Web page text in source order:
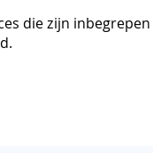
die zijn